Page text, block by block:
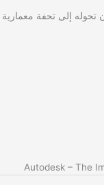
إلى تحفة معمارية